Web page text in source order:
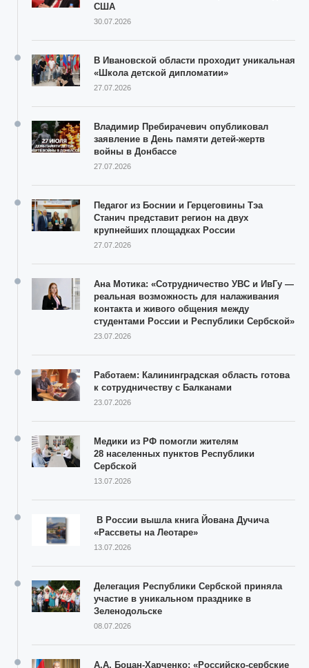
США
30.07.2026
В Ивановской области проходит уникальная
«Школа детской дипломатии»
27.07.2026
Владимир Пребирачевич опубликовал
заявление в День памяти детей-жертв
войны в Донбассе
27.07.2026
Педагог из Боснии и Герцеговины Тэа
Станич представит регион на двух
крупнейших площадках России
27.07.2026
Ана Мотика: «Сотрудничество УВС и ИвГу —
реальная возможность для налаживания
контакта и живого общения между
студентами России и Республики Сербской»
23.07.2026
Работаем: Калининградская область готова
к сотрудничеству с Балканами
23.07.2026
Медики из РФ помогли жителям
28 населенных пунктов Республики
Сербской
13.07.2026
В России вышла книга Йована Дучича
«Рассветы на Леотаре»
13.07.2026
Делегация Республики Сербской приняла
участие в уникальном празднике в
Зеленодольске
08.07.2026
А.А. Боцан-Харченко: «Российско-сербские